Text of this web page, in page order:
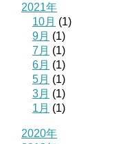
2021年
10月 (1)
9月 (1)
7月 (1)
6月 (1)
5月 (1)
3月 (1)
1月 (1)
2020年